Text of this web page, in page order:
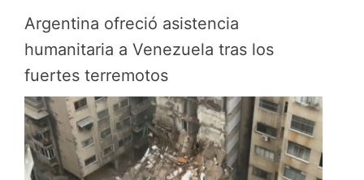
Argentina ofreció asistencia
humanitaria a Venezuela tras los
fuertes terremotos